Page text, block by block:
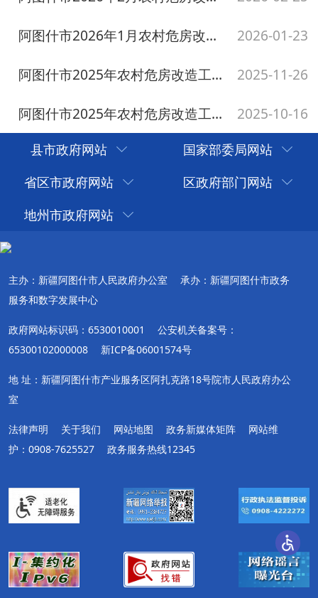
县市政府网站
国家部委局网站
省区市政府网站
区政府部门网站
地州市政府网站
主办：新疆阿图什市人民政府办公室
承办：新疆阿图什市政务
服务和数字发展中心
政府网站标识码：6530010001
公安机关备案号：
65300102000008
新ICP备06001574号
地 址：新疆阿图什市产业服务区阿扎克路18号院市人民政府办公
室
法律声明 关于我们 网站地图 政务新媒体矩阵
网站维
护：0908-7625527
政务服务热线12345